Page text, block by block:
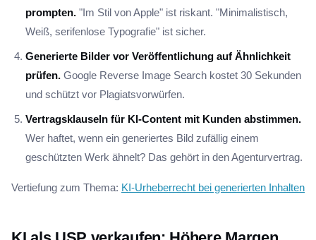
prompten. "Im Stil von Apple" ist riskant. "Minimalistisch,
Weiß, serifenlose Typografie" ist sicher.
Generierte Bilder vor Veröffentlichung auf Ähnlichkeit
prüfen. Google Reverse Image Search kostet 30 Sekunden
und schützt vor Plagiatsvorwürfen.
Vertragsklauseln für KI-Content mit Kunden abstimmen.
Wer haftet, wenn ein generiertes Bild zufällig einem
geschützten Werk ähnelt? Das gehört in den Agenturvertrag.
Vertiefung zum Thema: KI-Urheberrecht bei generierten Inhalten